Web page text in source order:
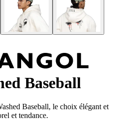
Baseball
Baseball, le choix élégant et
et tendance.